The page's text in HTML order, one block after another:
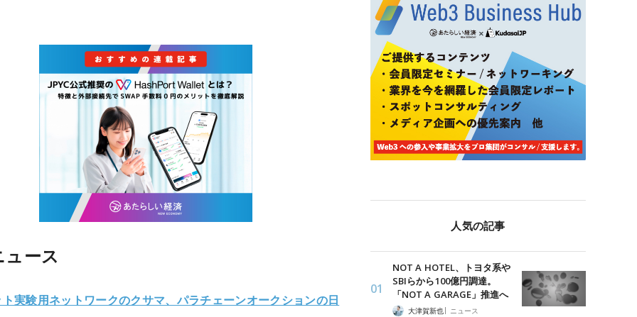
ース
実験用ネットワークのクサマ、パラチェーンオークションの日
人気の記事
NOT A HOTEL、トヨタ系や
SBIらから100億円調達。
「NOT A GARAGE」推進へ
大津賀新也| ニュース